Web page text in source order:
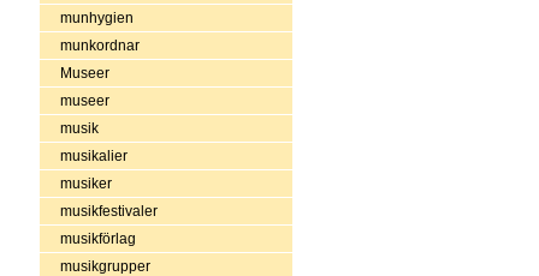
munhygien
munkordnar
Museer
museer
musik
musikalier
musiker
musikfestivaler
musikförlag
musikgrupper